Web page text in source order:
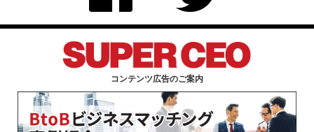
コンテンツ広告のご案内